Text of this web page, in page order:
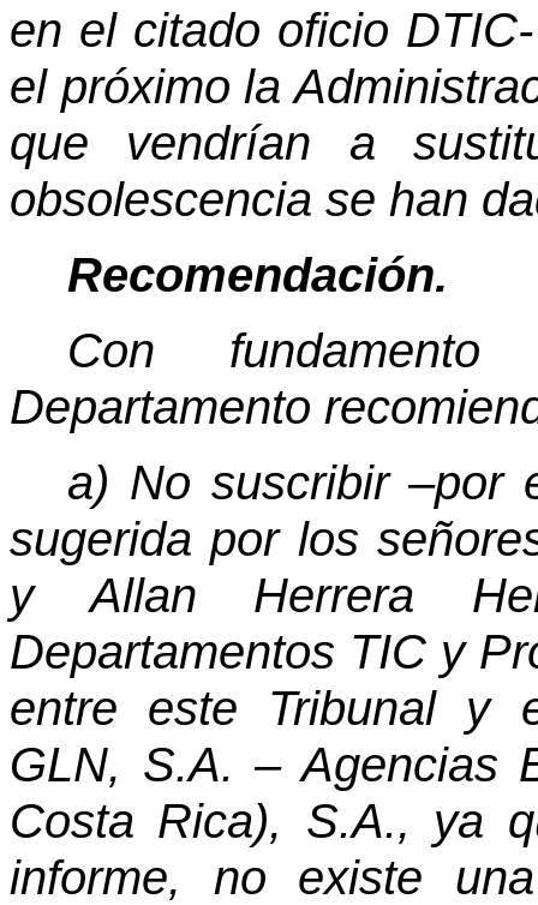
en el citado oficio
el próximo la
que vendrían a
obsolescencia se han
Recomendación.
Con
Departamento
a) No suscribir –por
sugerida por los
y Allan Herrera
Departamentos TIC y
entre este Tribunal y
GLN, S.A. – Agencias
Costa Rica), S.A., ya
informe, no existe